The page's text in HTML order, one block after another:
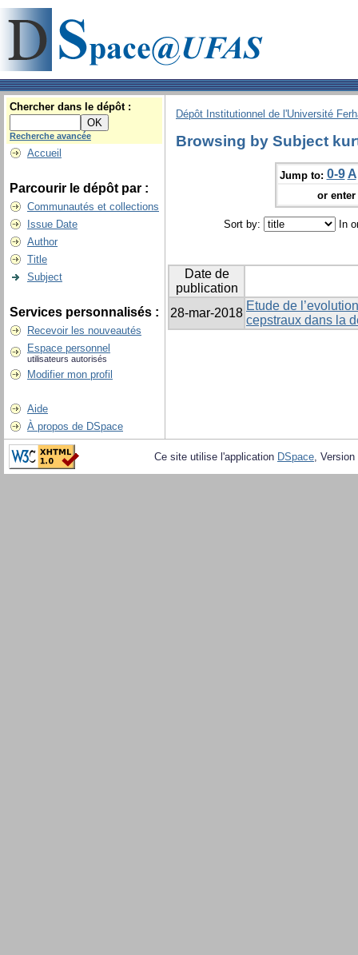
Chercher dans le dépôt :
Recherche avancée
Accueil
Parcourir le dépôt par :
Communautés et collections
Issue Date
Author
Title
Subject
Services personnalisés :
Recevoir les nouveautés
Espace personnel
utilisateurs autorisés
Modifier mon profil
Aide
À propos de DSpace
Dépôt Institutionnel de l'Université
Browsing by Subject
Jump to: 0-9 A
or
Sort by: In
Date de
publication
28-mar-2018
Etude de
cepstraux dans la
Ce site utilise l'application DSpace,